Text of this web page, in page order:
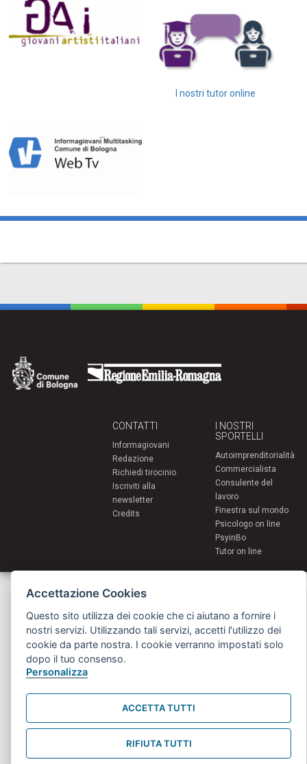
I nostri tutor online
CONTATTI
Informagiovani
Redazione
Richiedi tirocinio
Iscriviti alla
newsletter
Credits
I NOSTRI
SPORTELLI
Autoimprenditorialità
Commercialista
Consulente del
lavoro
Finestra sul mondo
Psicologo on line
PsyinBo
Tutor on line
Comune di Bologna | Piazza Maggiore 6 - 40124 Bologna
Accettazione Cookies
Questo sito utilizza dei cookie che ci aiutano a fornire i
nostri servizi. Utilizzando tali servizi, accetti l'utilizzo dei
cookie da parte nostra. I cookie verranno impostati solo
dopo il tuo consenso.
Personalizza
ACCETTA TUTTI
RIFIUTA TUTTI